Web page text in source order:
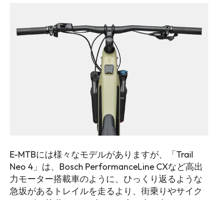
E-MTBには様々なモデルがありますが、「Trail
Neo 4」は、Bosch PerformanceLine CXなど高出
力モーター搭載車のように、ひっくり返るような
急坂があるトレイルを走るより、街乗りやサイク